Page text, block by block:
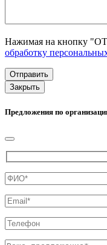
Нажимая на кнопку
обработку
Закрыть
Предложения по